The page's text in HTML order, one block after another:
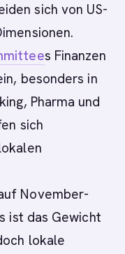
sich von US-
s Finanzen
besonders in
Pharma und
sich
November-
ist das Gewicht
lokale